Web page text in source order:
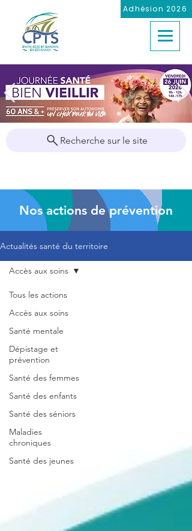
Adhésion 2026
Recherche sur le site
Nos actions de prévention
Actualités santé du territoire
Tous les actions
Accès aux soins
Santé mentale
Dépistage et
prévention
Santé des femmes
Santé des enfants
Santé des séniors
Maladies
chroniques
Santé des jeunes
Accès aux soins